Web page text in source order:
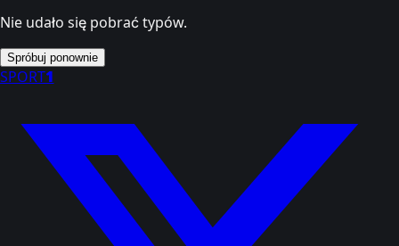
Nie udało się pobrać typów.
Spróbuj ponownie
SPORT1